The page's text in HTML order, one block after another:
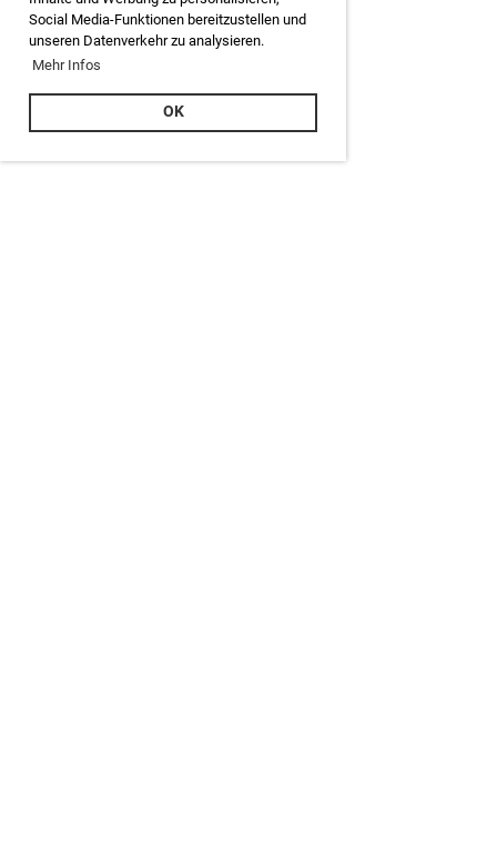
Social Media-Funktionen bereitzustellen und
unseren Datenverkehr zu analysieren.
Mehr Infos
OK